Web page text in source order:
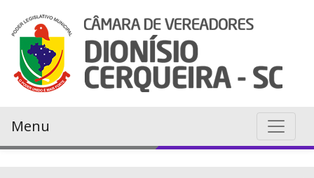
Menu